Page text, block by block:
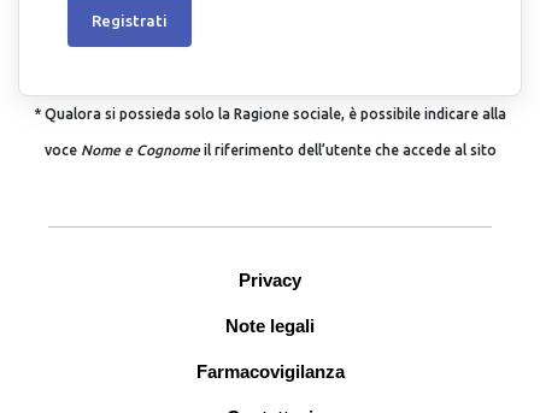
Registrati
* Qualora si possieda solo la Ragione sociale, è possibile indicare alla
voce Nome e Cognomeil riferimento dell’utente che accede al sito
Privacy
Note legali
Farmacovigilanza